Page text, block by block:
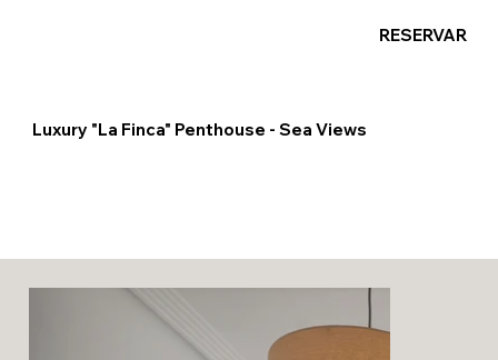
Luxury "La Finca" Penthouse - Sea Views
RESERVAR